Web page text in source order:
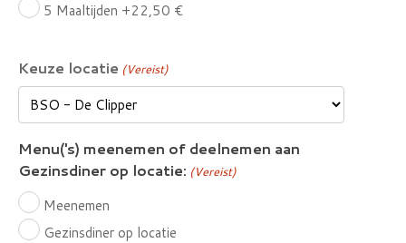
5 Maaltijden +22,50 €
Keuze locatie (Vereist)
Menu('s) meenemen of deelnemen aan
Gezinsdiner op locatie: (Vereist)
Meenemen
Gezinsdiner op locatie